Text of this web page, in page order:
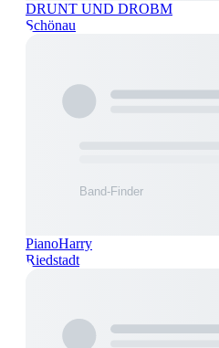
DRUNT UND DROBM
Schönau
PianoHarry
Riedstadt